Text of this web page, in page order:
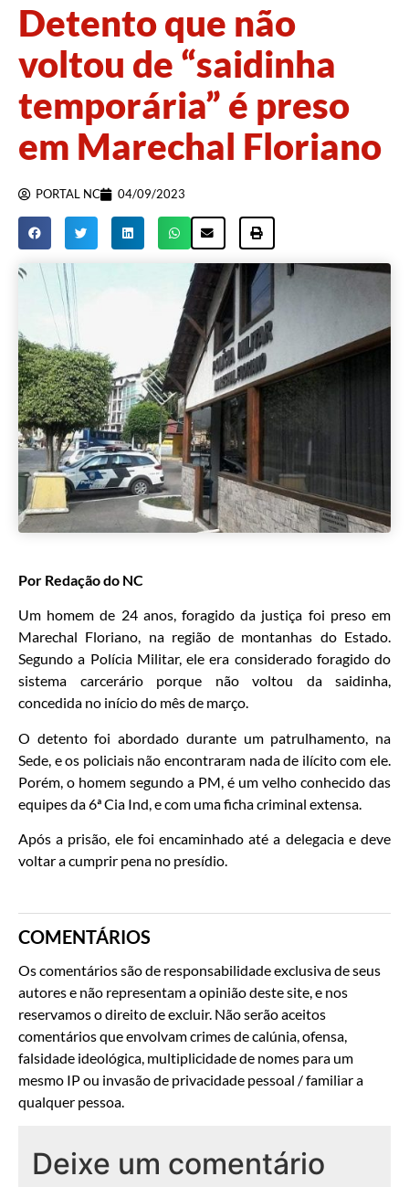
Detento que não
voltou de “saidinha
temporária” é preso
em Marechal Floriano
PORTAL NC 04/09/2023
Por Redação do NC
Um homem de 24 anos, foragido da justiça foi preso em
Marechal Floriano, na região de montanhas do Estado.
Segundo a Polícia Militar, ele era considerado foragido do
sistema carcerário porque não voltou da saidinha,
concedida no início do mês de março.
O detento foi abordado durante um patrulhamento, na
Sede, e os policiais não encontraram nada de ilícito com ele.
Porém, o homem segundo a PM, é um velho conhecido das
equipes da 6ª Cia Ind, e com uma ficha criminal extensa.
Após a prisão, ele foi encaminhado até a delegacia e deve
voltar a cumprir pena no presídio.
COMENTÁRIOS
Os comentários são de responsabilidade exclusiva de seus
autores e não representam a opinião deste site, e nos
reservamos o direito de excluir. Não serão aceitos
comentários que envolvam crimes de calúnia, ofensa,
falsidade ideológica, multiplicidade de nomes para um
mesmo IP ou invasão de privacidade pessoal / familiar a
qualquer pessoa.
Deixe um comentário